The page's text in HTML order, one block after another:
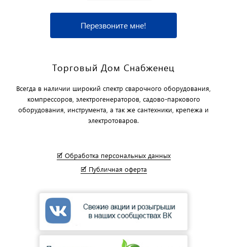
Перезвоните мне!
Торговый Дом Снабженец
Всегда в наличии широкий спектр сварочного оборудования,
компрессоров, электрогенераторов, садово-паркового
оборудования, инструмента, а так же сантехники, крепежа и
электротоваров.
🗹 Обработка персональных данных
🗹 Публичная оферта